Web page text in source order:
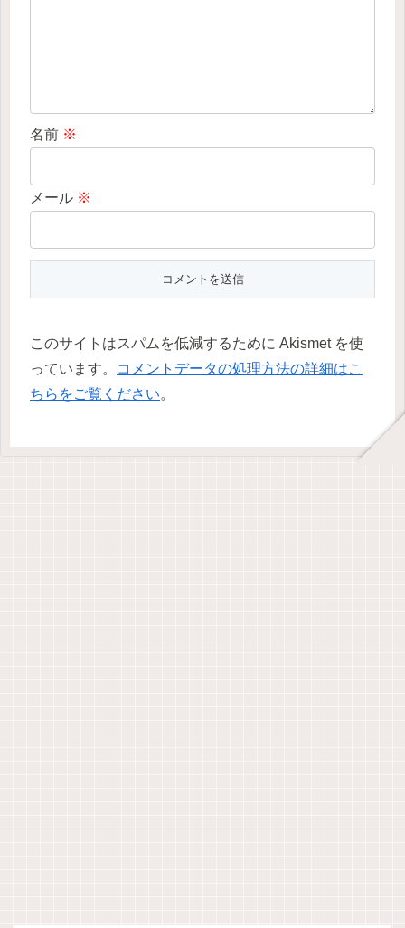
名前 ※
メール ※
このサイトはスパムを低減するために Akismet を使
っています。
コメントデータの処理方法の詳細はこ
ちらをご覧ください。